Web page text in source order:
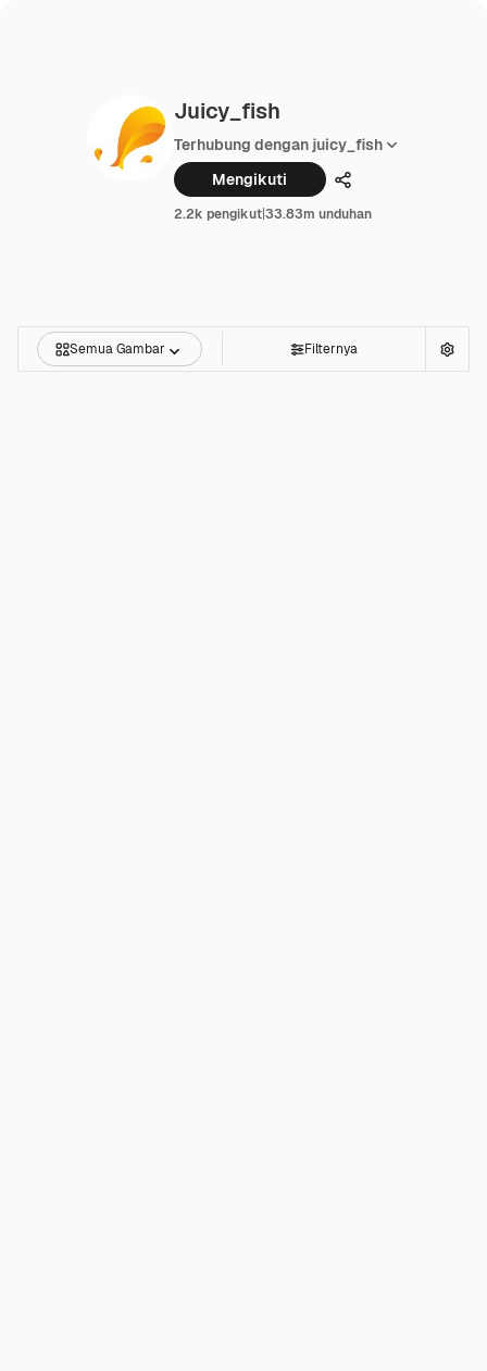
Juicy_fish
Terhubung dengan juicy_fish
Mengikuti
Membagikan
2.2k pengikut|33.83m unduhan
Semua Gambar Filternya